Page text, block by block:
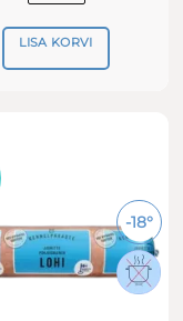
LISA KORVI
-18°